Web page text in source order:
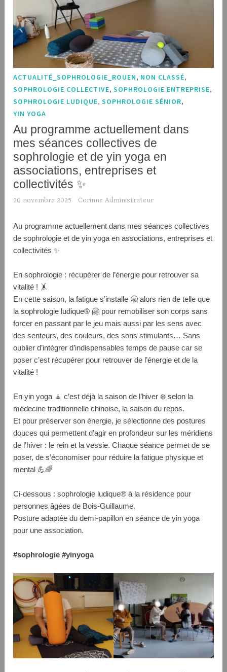
ACTUALITÉ_SOPHROLOGIE_ROUEN, NON CLASSÉ,
SOPHROLOGIE COLLECTIVE,SOPHROLOGIE ENTREPRISE,
SOPHROLOGIE LUDIQUE,SOPHROLOGIE SÉNIOR,
YIN YOGA
Au programme actuellement dans
mes séances collectives de
sophrologie et de yin yoga en
associations, entreprises et
collectivités ✨
20 novembre 2025 Corinne Administrateur
Au programme actuellement dans mes séances collectives
de sophrologie et de yin yoga en associations, entreprises et
collectivités ✨
En sophrologie : récupérer de l’énergie pour retrouver sa
vitalité ! 🤸
En cette saison, la fatigue s’installe 🥱 alors rien de telle que
la sophrologie ludique® 🤗 pour remobiliser son corps sans
forcer en passant par le jeu mais aussi par les sens avec
des senteurs, des couleurs, des sons stimulants… Sans
oublier d’intégrer d’indispensables temps de pause car se
poser c’est récupérer pour retrouver de l’énergie et de la
vitalité !
En yin yoga 🧘 c’est déjà la saison de l’hiver ❄️ selon la
médecine traditionnelle chinoise, la saison du repos.
Et pour préserver son énergie, je sélectionne des postures
douces qui permettent d’agir en profondeur sur les méridiens
de l’hiver : le rein et la vessie. Chaque séance permet de se
poser, de s’économiser pour réduire la fatigue physique et
mental 💪🌈
Ci-dessous : sophrologie ludique® à la résidence pour
personnes âgées de Bois-Guillaume.
Posture adaptée du demi-papillon en séance de yin yoga
pour une association.
#sophrologie #yinyoga